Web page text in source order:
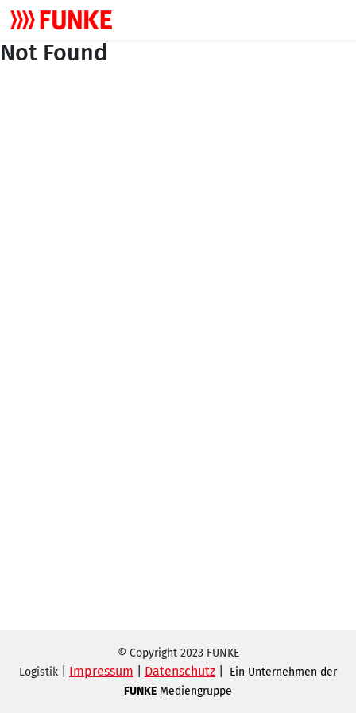
Not Found
© Copyright 2023 FUNKE
Logistik
Impressum Datenschutz
Ein Unternehmen der
FUNKE Mediengruppe